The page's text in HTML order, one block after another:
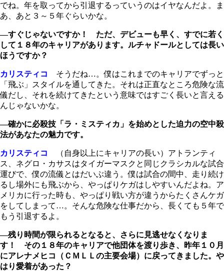
でね。年を取ってから引退するっていうのはイヤなんだよ。ま
あ、あと３～５年ぐらいかな。
―すぐじゃないですか！ ただ、デビューも早く、すでに若く
して１８年のキャリアがあります。ルチャドールとしては長い
ほうですか？
カリスティコ
そうだね…。僕はこれまでのキャリアでずっと
「飛ぶ」スタイルを通してきた。それは正直なところ危険な流
儀だし、それを続けてきたという意味ではすごく長いと言える
んじゃないかな。
―確かに必殺技「ラ・ミスティカ」を始めとした迫力の空中殺
法があなたの魅力です。
カリスティコ
（自身以上にキャリアの長い）アトランティ
ス、ネグロ・カサスはタイガーマスクと同じクラシカルな試合
運びで、僕の流儀とはだいぶ違う。僕は試合の間中、走り続け
るし場外にも飛ぶから、やっぱりケガはしやすいんだよね。ア
メリカに行った時も、やっぱり戦い方が違うからたくさんケガ
をしてしまって…。そんな危険な仕事だから、長くても５年で
もう引退するよ。
―残り時間が限られるとなると、さらに見逃せなくなりま
す！ その１８年のキャリアで他団体を渡り歩き、昨年１０月
にアレナメヒコ（ＣＭＬＬの主要会場）に戻ってきました。や
はり愛着があった？